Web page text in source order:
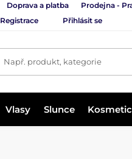
Doprava a platba Prodejna -
Registrace Přihlásit se
Např. produkt, kategorie
Vlasy Slunce